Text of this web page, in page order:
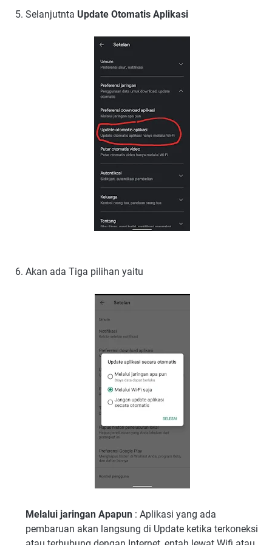
Selanjutnta Update Otomatis Aplikasi
Akan ada Tiga pilihan yaitu
Melalui jaringan Apapun : Aplikasi yang ada
pembaruan akan langsung di Update ketika terkoneksi